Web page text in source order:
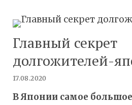
Главный секрет
долгожителей-
17.08.2020
В Японии самое